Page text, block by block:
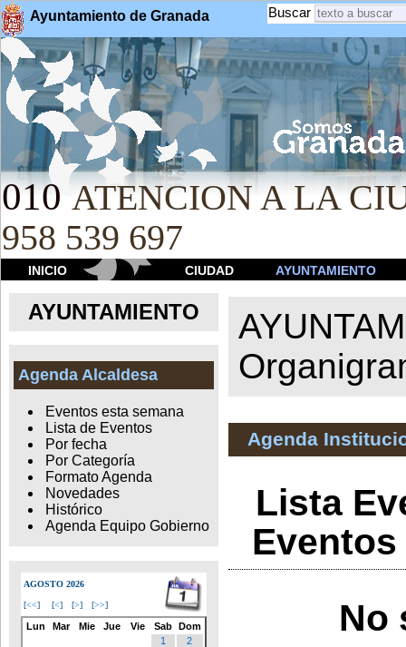
Ayuntamiento de Granada Buscar
010 ATENCION A LA
958 539 697
INICIO CIUDAD AYUNTAMIENTO
AYUNTAMIENTO
Agenda Alcaldesa
Eventos esta semana
Lista de Eventos
Por fecha
Por Categoría
Formato Agenda
Novedades
Histórico
Agenda Equipo Gobierno
AGOSTO 2026
[<<] [<] [>] [>>]
Lun Mar Mie Jue Vie Sab
Dom
1
2
Agenda
Lista
No